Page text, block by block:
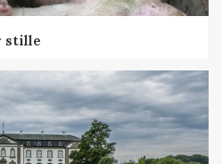
stille